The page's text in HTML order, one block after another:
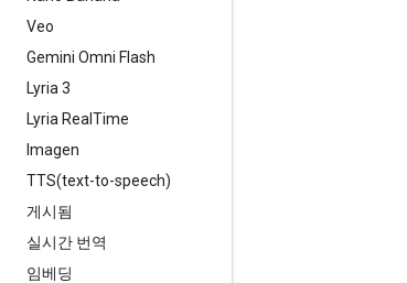
Veo
Gemini Omni Flash
Lyria 3
Lyria Real Time
Imagen
TTS(text-to-speech)
게시됨
실시간 번역
임베딩